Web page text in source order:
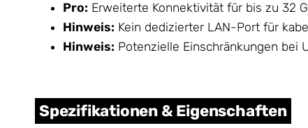
Pro: Erweiterte Konnektivität für bis zu 32
Hinweis: Kein dedizierter LAN-Port für
Hinweis: Potenzielle Einschränkungen bei
Spezifikationen & Eigenschaften